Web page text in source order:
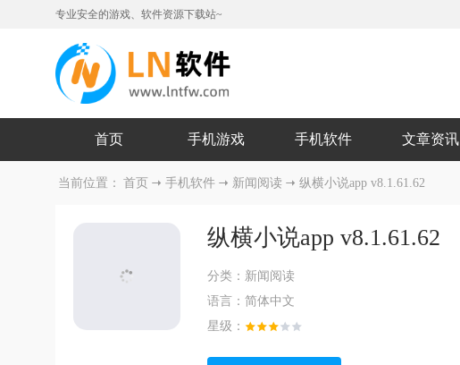
专业安全的游戏、软件资源下载站~
首页 手机游戏 手机软件 文章资讯
当前位置： 首页 手机软件 新闻阅读 纵横小说app v8.1.61.62
纵横小说app v8.1.61.62
分类： 新闻阅读
语言： 简体中文
星级：